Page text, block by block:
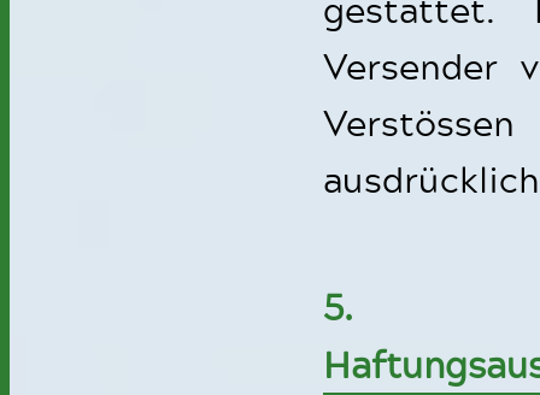
Versender
5.